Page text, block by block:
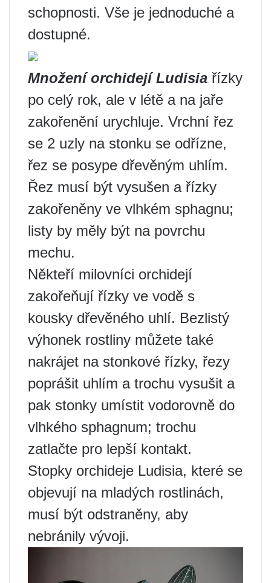
schopnosti. Vše je jednoduché a
dostupné.
Množení orchidejí Ludisia řízky
po celý rok, ale v létě a na jaře
zakořenění urychluje. Vrchní řez
se 2 uzly na stonku se odřízne,
řez se posype dřevěným uhlím.
Řez musí být vysušen a řízky
zakořeněny ve vlhkém sphagnu;
listy by měly být na povrchu
mechu.
Někteří milovníci orchidejí
zakořeňují řízky ve vodě s
kousky dřevěného uhlí. Bezlistý
výhonek rostliny můžete také
nakrájet na stonkové řízky, řezy
poprášit uhlím a trochu vysušit a
pak stonky umístit vodorovně do
vlhkého sphagnum; trochu
zatlačte pro lepší kontakt.
Stopky orchideje Ludisia, které se
objevují na mladých rostlinách,
musí být odstraněny, aby
nebránily vývoji.